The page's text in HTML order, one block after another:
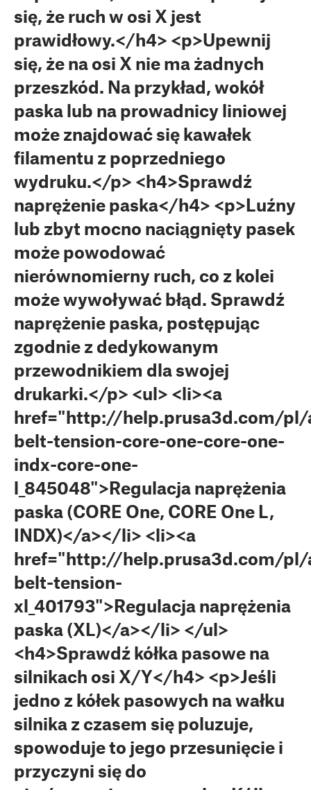
się, że ruch w osi X jest
prawidłowy.</h4> <p>Upewnij
się, że na osi X nie ma żadnych
przeszkód. Na przykład, wokół
paska lub na prowadnicy liniowej
może znajdować się kawałek
filamentu z poprzedniego
wydruku.</p> <h4>Sprawdź
naprężenie paska</h4> <p>Luźny
lub zbyt mocno naciągnięty pasek
może powodować
nierównomierny ruch, co z kolei
może wywoływać błąd. Sprawdź
naprężenie paska, postępując
zgodnie z dedykowanym
przewodnikiem dla swojej
drukarki.</p> <ul> <li><a
href="http://help.prusa3d.com/
belt-tension-core-one-core-one-
indx-core-one-
l_845048">Regulacja naprężenia
paska (CORE One, CORE One L,
INDX)</a></li> <li><a
href="http://help.prusa3d.com/
belt-tension-
xl_401793">Regulacja naprężenia
paska (XL)</a></li> </ul>
<h4>Sprawdź kółka pasowe na
silnikach osi X/Y</h4> <p>Jeśli
jedno z kółek pasowych na wałku
silnika z czasem się poluzuje,
spowoduje to jego przesunięcie i
przyczyni się do